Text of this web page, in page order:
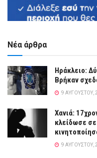
Νέα άρθρα
Ηράκλειο:
Βρήκαν
9 ΑΥΓΟΎΣΤΟΥ,
Χανιά:
κλείδωσε
9 ΑΥΓΟΎΣΤΟΥ,